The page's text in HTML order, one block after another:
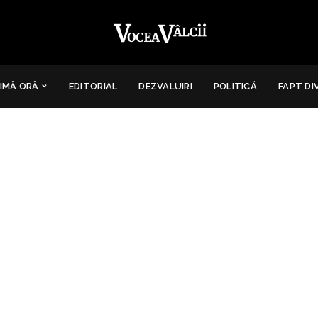
ORĂ EDITORIAL DEZVALUIRI POLITICĂ FAPT